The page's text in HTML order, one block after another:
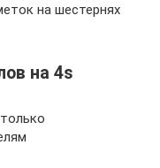
на шестернях
на 4s